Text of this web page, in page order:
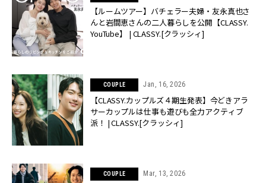
【ルームツアー】バチェラー夫婦・友永真也さ
んと岩間恵さんの二人暮らしを公開【CLASSY.
YouTube】 | CLASSY.[クラッシィ]
COUPLE Jan, 16, 2026
【CLASSY.カップルズ４期生発表】今どきアラ
サーカップルは仕事も遊びも全力アクティブ
派！ | CLASSY.[クラッシィ]
COUPLE Mar, 13, 2026